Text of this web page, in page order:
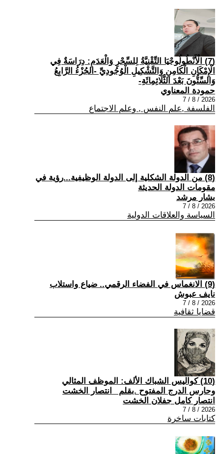
(7) الْأَنْطُولُوجْيَا التِّقْنِيَّةُ لِلسِّحْرِ وَالْعَدَمِ: دِرَاسَةٌ فِي
الْإِمْكَانِ الْكَامِنِ وَالتَّشْكِيلِ الْوُجُودِيِّ -الجُزْءُ الرَّابِعُ
وَالسِّتُّونَ بَعْدَ الثَّلَاثِمِائَةِ-
حمودة المعناوي
2026 / 8 / 7
الفلسفة ,علم النفس , وعلم الاجتماع
(8) من الدولة الشكلية إلى الدولة الوظيفية...رؤية في
مقومات الدولة الحديثة
بشار مرشد
2026 / 8 / 7
السياسة والعلاقات الدولية
(9) الانغماس في الفضاء الرقمي.. ضياع واستلاب
نايف عبوش
2026 / 8 / 7
قضايا ثقافية
(10) كواليس الشباك الألف: الموظف المثالي
وحارس الدرج المفتوح .بقلم _انتصار الخشت
انتصار كامل جفلان الخشت
2026 / 8 / 7
كتابات ساخرة